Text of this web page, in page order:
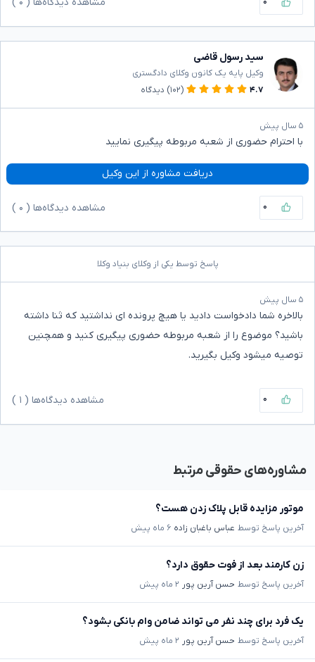
مشاهده دیدگاه‌ها ( ۰
سید رسول قاضی
وکیل پایه یک کانون وکلای دادگستری
۴.۷
(۱۰۲) دیدگاه
۵ سال پیش
با احترام حضوری از شعبه مربوطه پیگیری نمایید
دریافت مشاوره از این وکیل
۰ مشاهده دیدگاه‌ها ( ۰
پاسخ توسط یکی از وکلای بنیاد وکلا
۵ سال پیش
بالاخره شما دادخواست دادید یا هیچ پرونده ای نداشتید که ثنا داشته
باشید؟ موضوع را از شعبه مربوطه حضوری پیگیری کنید و همچنین
توصیه میشود وکیل بگیرید.
۰ مشاهده دیدگاه‌ها ( ۱
مشاوره‌های حقوقی مرتبط
موتور مزایده قابل پلاک زدن هست؟
آخرین پاسخ توسط عباس باغبان زاده ۶ ماه پیش
زن کارمند بعد از فوت حقوق دارد؟
آخرین پاسخ توسط حسن آرین پور ۲ ماه پیش
یک فرد برای چند نفر می تواند ضامن وام بانکی بشود؟
آخرین پاسخ توسط حسن آرین پور ۲ ماه پیش